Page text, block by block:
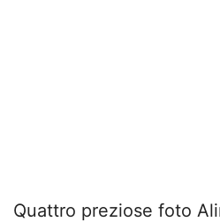
Quattro preziose foto